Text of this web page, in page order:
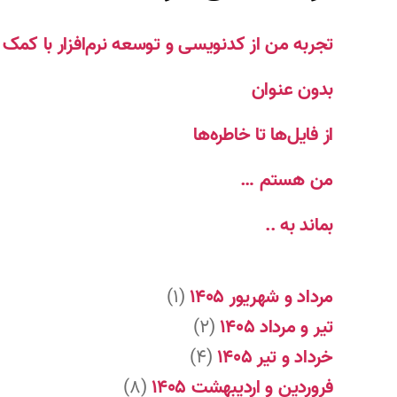
تجربه من از کدنویسی و توسعه نرم‌افزار با
بدون عنوان
از فایل‌ها تا خاطره‌ها
من هستم …
بماند به ..
مرداد و شهریور ۱۴۰۵
(۱)
تیر و مرداد ۱۴۰۵
(۲)
خرداد و تیر ۱۴۰۵
(۴)
فروردین و اردیبهشت ۱۴۰۵
(۸)